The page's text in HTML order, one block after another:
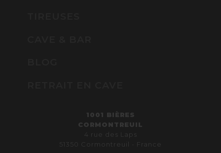
1001 BIÈRES
CORMONTREUIL
4 rue des Laps
51350 Cormontreuil - France